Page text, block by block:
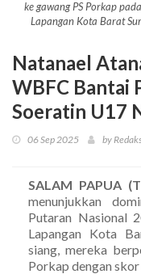
ke gawang PS Porkap
Lapangan Kota Barat
Natanael
WBFC Bantai
Soeratin U17
06 Sep 2025 by
SALAM PAPUA
menunjukkan
Putaran Nasional
Lapangan Kota
siang, mereka
Porkap dengan